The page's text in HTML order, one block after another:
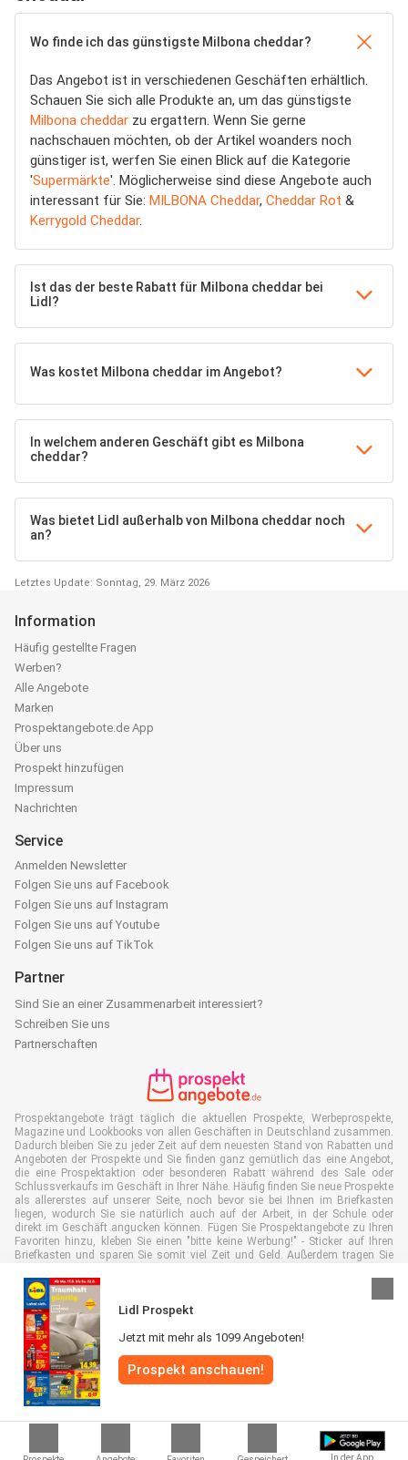
In der App
Wo finde ich das günstigste Milbona cheddar?
Das Angebot ist in verschiedenen Geschäften erhältlich.
Schauen Sie sich alle Produkte an, um das günstigste
Milbona cheddar zu ergattern. Wenn Sie gerne
nachschauen möchten, ob der Artikel woanders noch
günstiger ist, werfen Sie einen Blick auf die Kategorie
'Supermärkte'. Möglicherweise sind diese Angebote auch
interessant für Sie: MILBONA Cheddar, Cheddar Rot &
Kerrygold Cheddar.
Ist das der beste Rabatt für Milbona cheddar bei
Lidl?
Was kostet Milbona cheddar im Angebot?
In welchem anderen Geschäft gibt es Milbona
cheddar?
Was bietet Lidl außerhalb von Milbona cheddar noch
an?
Letztes Update: Sonntag, 29. März 2026
Lidl Prospekt
Jetzt mit mehr als 1099 Angeboten!
Prospekt anschauen!
Information
Häufig gestellte Fragen
Werben?
Alle Angebote
Marken
Prospektangebote.de App
Über uns
Prospekt hinzufügen
Impressum
Nachrichten
Service
Anmelden Newsletter
Folgen Sie uns auf Facebook
Folgen Sie uns auf Instagram
Folgen Sie uns auf Youtube
Folgen Sie uns auf TikTok
Partner
Sind Sie an einer Zusammenarbeit interessiert?
Schreiben Sie uns
Partnerschaften
Prospektangebote trägt täglich die aktuellen Prospekte, Werbeprospekte,
Magazine und Lookbooks von allen Geschäften in Deutschland zusammen.
Dadurch bleiben Sie zu jeder Zeit auf dem neuesten Stand von Rabatten und
Angeboten der Prospekte und Sie finden ganz gemütlich das eine Angebot,
die eine Prospektaktion oder besonderen Rabatt während des Sale oder
Schlussverkaufs im Geschäft in Ihrer Nähe. Häufig finden Sie neue Prospekte
als allererstes auf unserer Seite, noch bevor sie bei Ihnen im Briefkasten
liegen, wodurch Sie sie natürlich auch auf der Arbeit, in der Schule oder
direkt im Geschäft angucken können. Fügen Sie Prospektangebote zu Ihren
Favoriten hinzu, kleben Sie einen "bitte keine Werbung!" - Sticker auf Ihren
Briefkasten und sparen Sie somit viel Zeit und Geld. Außerdem tragen Sie
ist.
Alle Rechte vorbehalten © Prospektangebote.de 2026 |
|Allgemeine Geschäftsbedingungen